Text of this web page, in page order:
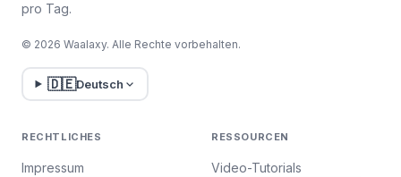
pro Tag.
© 2026 Waalaxy. Alle Rechte vorbehalten.
🇩🇪Deutsch
RECHTLICHES
Impressum
RESSOURCEN
Video-Tutorials